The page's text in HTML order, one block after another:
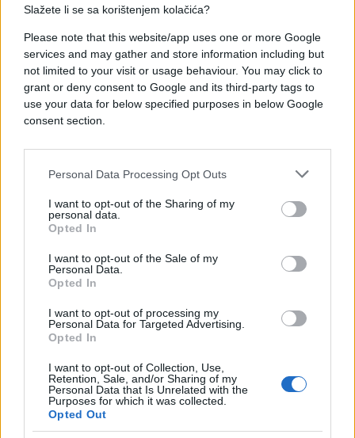
Slažete li se sa korištenjem kolačića?
Please note that this website/app uses one or more Google
services and may gather and store information including but
not limited to your visit or usage behaviour. You may click to
grant or deny consent to Google and its third-party tags to
use your data for below specified purposes in below Google
consent section.
Personal Data Processing Opt Outs
I want to opt-out of the Sharing of my
personal data.
Opted In
I want to opt-out of the Sale of my
Personal Data.
Opted In
I want to opt-out of processing my
Personal Data for Targeted Advertising.
Opted In
I want to opt-out of Collection, Use,
Retention, Sale, and/or Sharing of my
Personal Data that Is Unrelated with the
Purposes for which it was collected.
Opted Out
#potočari